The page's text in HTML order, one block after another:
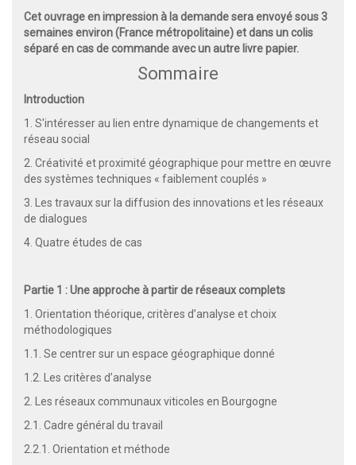
Cet ouvrage en impression à la demande sera envoyé sous 3
semaines environ (France métropolitaine) et dans un colis
séparé en cas de commande avec un autre livre papier.
Sommaire
Introduction
1. S'intéresser au lien entre dynamique de changements et
réseau social
2. Créativité et proximité géographique pour mettre en œuvre
des systèmes techniques « faiblement couplés »
3. Les travaux sur la diffusion des innovations et les réseaux
de dialogues
4. Quatre études de cas
Partie 1 : Une approche à partir de réseaux complets
1. Orientation théorique, critères d’analyse et choix
méthodologiques
1.1. Se centrer sur un espace géographique donné
1.2. Les critères d’analyse
2. Les réseaux communaux viticoles en Bourgogne
2.1. Cadre général du travail
2.2.1. Orientation et méthode